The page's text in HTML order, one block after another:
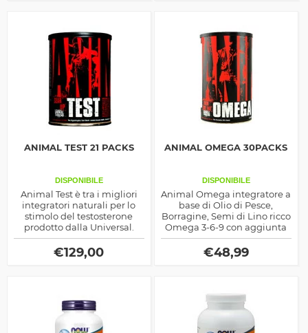
ANIMAL TEST 21 PACKS
DISPONIBILE
Animal Test è tra i migliori
integratori naturali per lo
stimolo del testosterone
prodotto dalla Universal.
€129,00
ANIMAL OMEGA 30PACKS
DISPONIBILE
Animal Omega integratore a
base di Olio di Pesce,
Borragine, Semi di Lino ricco
Omega 3-6-9 con aggiunta
di Carnitina by Universal
Nutrition
€48,99